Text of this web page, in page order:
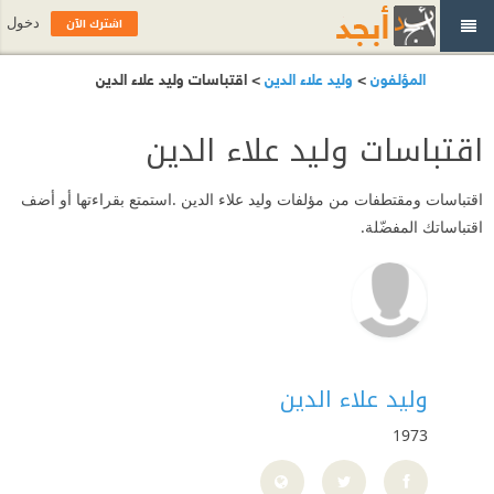
المؤلفون> وليد علاء الدين> اقتباسات وليد علاء الدين
اقتباسات وليد علاء الدين
اقتباسات ومقتطفات من مؤلفات وليد علاء الدين .استمتع بقراءتها أو أضف
اقتباساتك المفضّلة.
وليد علاء الدين
1973
اشترك الآن دخول